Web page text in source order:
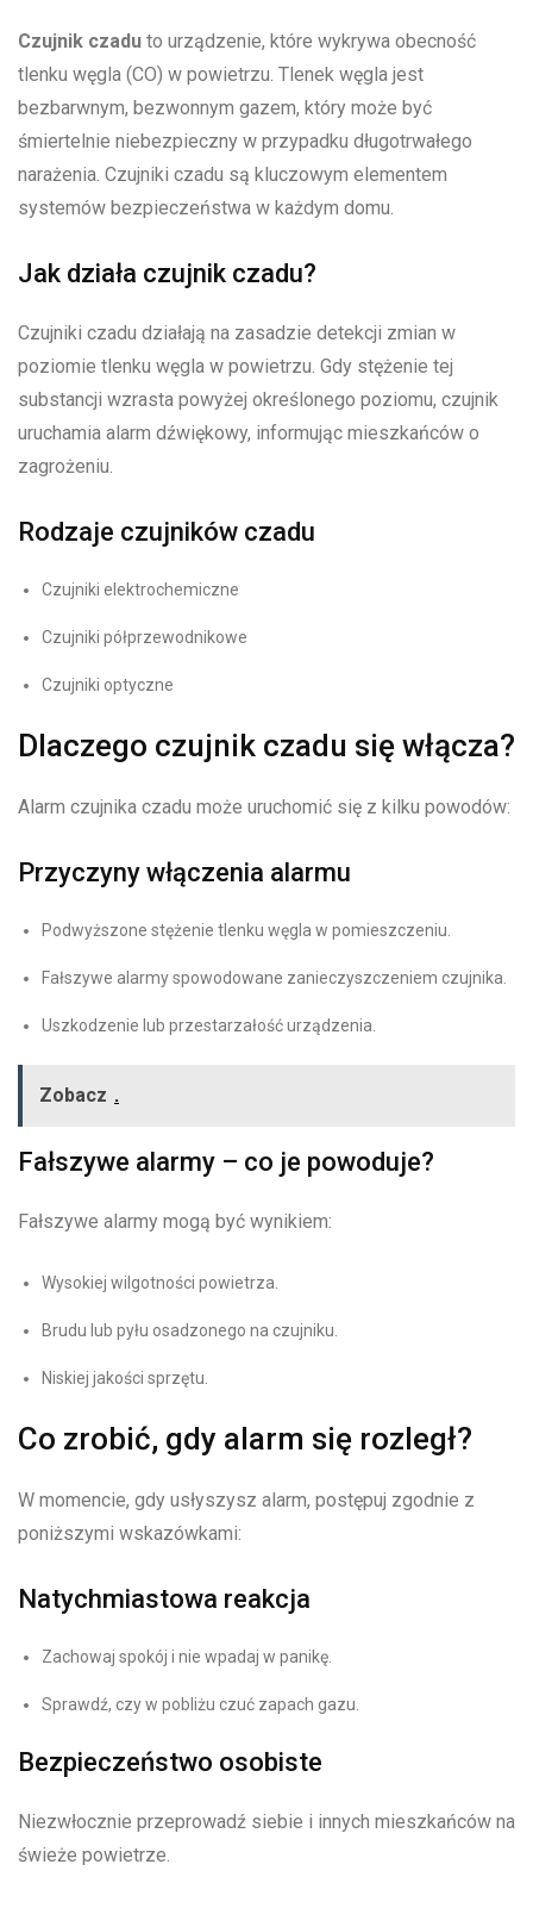
Czujnik czadu to urządzenie, które wykrywa obecność
tlenku węgla (CO) w powietrzu. Tlenek węgla jest
bezbarwnym, bezwonnym gazem, który może być
śmiertelnie niebezpieczny w przypadku długotrwałego
narażenia. Czujniki czadu są kluczowym elementem
systemów bezpieczeństwa w każdym domu.
Jak działa czujnik czadu?
Czujniki czadu działają na zasadzie detekcji zmian w
poziomie tlenku węgla w powietrzu. Gdy stężenie tej
substancji wzrasta powyżej określonego poziomu, czujnik
uruchamia alarm dźwiękowy, informując mieszkańców o
zagrożeniu.
Rodzaje czujników czadu
Czujniki elektrochemiczne
Czujniki półprzewodnikowe
Czujniki optyczne
Dlaczego czujnik czadu się włącza?
Alarm czujnika czadu może uruchomić się z kilku powodów:
Przyczyny włączenia alarmu
Podwyższone stężenie tlenku węgla w pomieszczeniu.
Fałszywe alarmy spowodowane zanieczyszczeniem czujnika.
Uszkodzenie lub przestarzałość urządzenia.
Zobacz .
Fałszywe alarmy – co je powoduje?
Fałszywe alarmy mogą być wynikiem:
Wysokiej wilgotności powietrza.
Brudu lub pyłu osadzonego na czujniku.
Niskiej jakości sprzętu.
Co zrobić, gdy alarm się rozległ?
W momencie, gdy usłyszysz alarm, postępuj zgodnie z
poniższymi wskazówkami:
Natychmiastowa reakcja
Zachowaj spokój i nie wpadaj w panikę.
Sprawdź, czy w pobliżu czuć zapach gazu.
Bezpieczeństwo osobiste
Niezwłocznie przeprowadź siebie i innych mieszkańców na
świeże powietrze.